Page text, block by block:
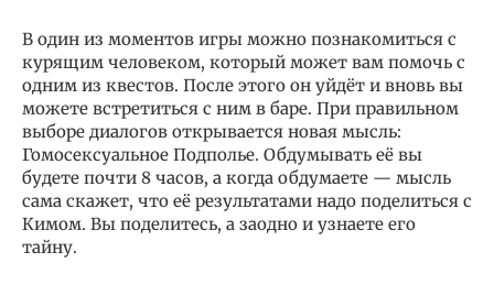
В один из моментов игры можно познакомиться с
курящим человеком, который может вам помочь с
одним из квестов. После этого он уйдёт и вновь вы
можете встретиться с ним в баре. При правильном
выборе диалогов открывается новая мысль:
Гомосексуальное Подполье. Обдумывать её вы
будете почти 8 часов, а когда обдумаете — мысль
сама скажет, что её результатами надо поделиться с
Кимом. Вы поделитесь, а заодно и узнаете его
тайну.